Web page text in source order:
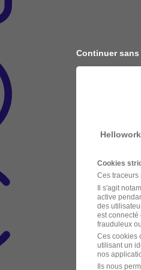
Continuer sans
Cookies
Ces
Il s'agit
active
des
est connecté
frauduleux
Ces cookies
utilisant un
nos
Ils nous